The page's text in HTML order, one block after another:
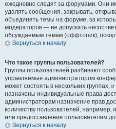
ежедневно следят за форумами. Они
удалять сообщения, закрывать,
объединять темы на форуме, за
модераторов — не допускать
обсуждаемым темам (оффтопик),
Вернуться к началу
Что такое группы пользователей?
Группы пользователей разбивают
управляемые администратором
может состоять в нескольких группах,
назначены индивидуальные права
администраторам назначение прав
количеству пользователей, например,
или предоставление пользователям
Вернуться к началу